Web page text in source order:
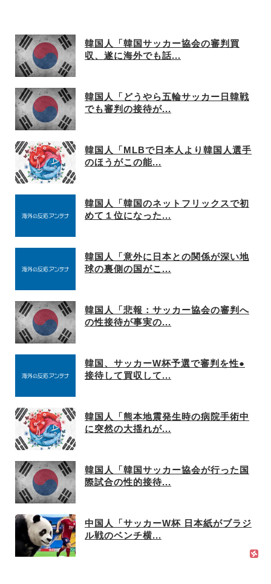
韓国人「韓国サッカー協会の審判買
収、遂に海外でも話...
韓国人「どうやら五輪サッカー日韓戦
でも審判の接待が...
韓国人「MLBで日本人より韓国人選手
のほうがこの能...
韓国人「韓国のネットフリックスで初
めて１位になった...
韓国人「意外に日本との関係が深い地
球の裏側の国がこ...
韓国人「悲報：サッカー協会の審判へ
の性接待が事実の...
韓国、サッカーW杯予選で審判を性●
接待して買収して...
韓国人「熊本地震発生時の病院手術中
に突然の大揺れが...
韓国人「韓国サッカー協会が行った国
際試合の性的接待...
中国人「サッカーW杯 日本紙がブラジ
ル戦のベンチ横...